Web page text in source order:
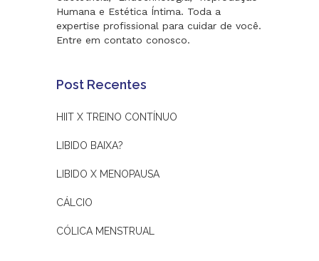
Humana e Estética Íntima. Toda a
expertise profissional para cuidar de você.
Entre em contato conosco.
Post Recentes
HIIT X TREINO CONTÍNUO
LIBIDO BAIXA?
LIBIDO X MENOPAUSA
CÁLCIO
CÓLICA MENSTRUAL